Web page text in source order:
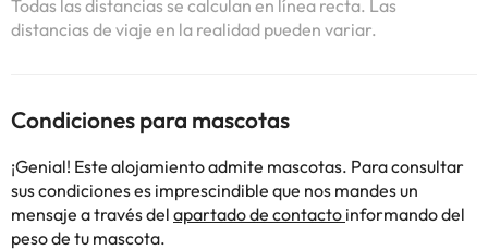
Todas las distancias se calculan en línea recta. Las
distancias de viaje en la realidad pueden variar.
Condiciones para mascotas
¡Genial! Este alojamiento admite mascotas. Para consultar
sus condiciones es imprescindible que nos mandes un
mensaje a través del apartado de contacto informando del
peso de tu mascota.